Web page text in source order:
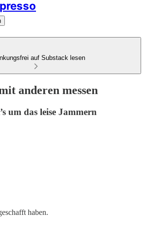
auf Substack lesen
anderen messen
um das leise Jammern
haben.